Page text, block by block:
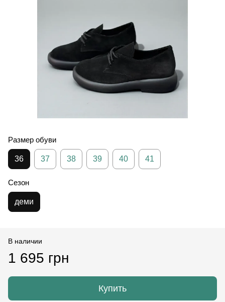
Размер обуви
36 37 38 39 40 41
Сезон
деми
В наличии
1 695 грн
Купить